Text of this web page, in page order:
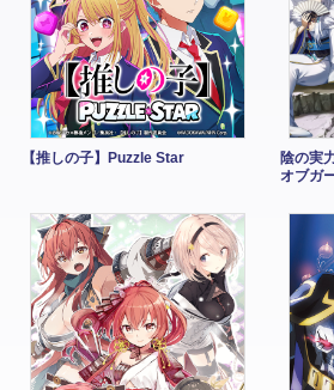
【推しの子】Puzzle Star
陰の実
オブガ